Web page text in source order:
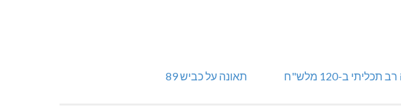
ב-120 מלש"ח תאונה על כביש 89